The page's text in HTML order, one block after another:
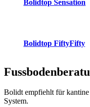
Bolidtop Sensation
Bolidtop FiftyFifty
Bolidt empfiehlt für
System.